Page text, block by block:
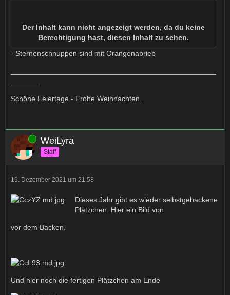
Der Inhalt kann nicht angezeigt werden, da du keine
Berechtigung hast, diesen Inhalt zu sehen.
- Sternenschnuppen sind mit Orangenabrieb
Schöne Feiertage - Frohe Weihnachten.
Online WeiLyra
Staff
19. Dezember 2021 um 21:58
Dieses Jahr gibt es wieder selbstgebackene
Plätzchen. Hier ein Bild von
vor dem Backen.
Und hier noch die fertigen Plätzchen am Ende